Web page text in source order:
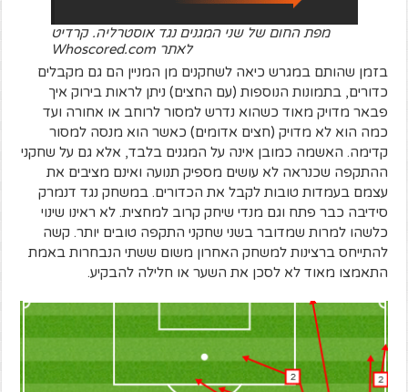
מפת החום של שני המגנים נגד אוסטרליה. קרדיט
לאתר Whoscored.com
בזמן שהותם במגרש כיאה לשחקנים מן המניין הם גם מקבלים
כדורים, בתמונות הנוספות (עם החצים) ניתן לראות בירוק איך
פבאר מדויק מאוד כשהוא נדרש למסור לרוחב או אחורה ועד
כמה הוא לא מדויק (חצים אדומים) כאשר הוא מנסה למסור
קדימה. האשמה כמובן אינה על המגנים בלבד, אלא גם על שחקני
ההתקפה שכנראה לא עושים מספיק תנועה ואינם מציבים את
עצמם בעמדות טובות לקבל את הכדורים. במשחק נגד דנמרק
סידיבה כבר פתח וגם מנדי שיחק קרוב למחצית. לא ראינו שינוי
כלשהו למרות שמדובר בשני שחקני התקפה טובים יותר. קשה
להתייחס ברצינות למשחק האחרון משום ששתי הנבחרות באמת
התאמצו מאוד לא לסכן את השער או חלילה להבקיע.